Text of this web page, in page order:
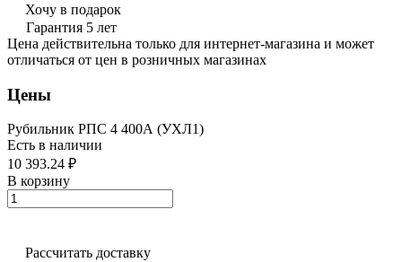
Хочу в подарок
Гарантия 5 лет
Цена действительна только для интернет-магазина и может
отличаться от цен в розничных магазинах
Цены
Рубильник РПС 4 400А (УХЛ1)
Есть в наличии
10 393.24 ₽
В корзину
Рассчитать доставку